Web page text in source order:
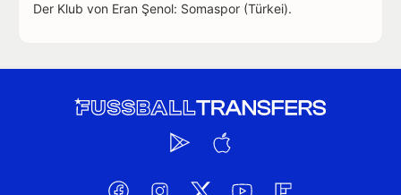
Der Klub von Eran Şenol: Somaspor (Türkei).